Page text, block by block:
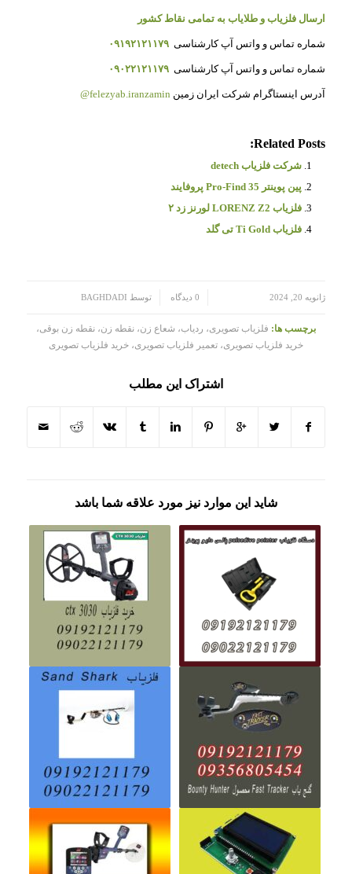
ارسال فلزیاب و طلایاب به تمامی نقاط کشور
شماره تماس و واتس آپ کارشناسی ۰۹۱۹۲۱۲۱۱۷۹
شماره تماس و واتس آپ کارشناسی ۰۹۰۲۲۱۲۱۱۷۹
آدرس اینستاگرام شرکت ایران زمین felezyab.iranzamin@
Related Posts:
شرکت فلزیاب detech
پین پوینتر Pro-Find 35 پروفایند
فلزیاب LORENZ Z2 لورنز زد ۲
فلزیاب Ti Gold تی گلد
ژانویه 20, 2024 0 دیدگاه توسط BAGHDADI
برچسب ها: فلزیاب تصویری، ردیاب، شعاع زن، نقطه زن، نقطه زن بوقی،
خرید فلزیاب تصویری، تعمیر فلزیاب تصویری، خرید فلزیاب تصویری
اشتراک این مطلب
شاید این موارد نیز مورد علاقه شما باشد